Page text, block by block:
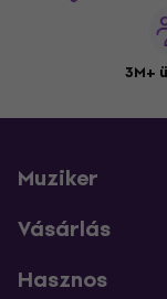
3M+
Muziker
Vásárlás
Hasznos